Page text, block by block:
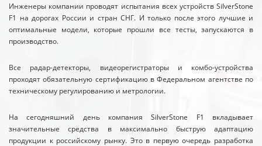
Инженеры компании проводят испытания всех устройств SilverStone
F1 на дорогах России и стран СНГ. И только после этого лучшие и
оптимальные модели, которые прошли все тесты, запускаются в
производство.
Все радар-детекторы, видеорегистраторы и комбо-устройства
проходят обязательную сертификацию в Федеральном агентстве по
техническому регулированию и метрологии.
На сегодняшний день компания SilverStone F1 вкладывает
значительные средства в максимально быструю адаптацию
продукции к российскому рынку. Это в первую очередь разработка